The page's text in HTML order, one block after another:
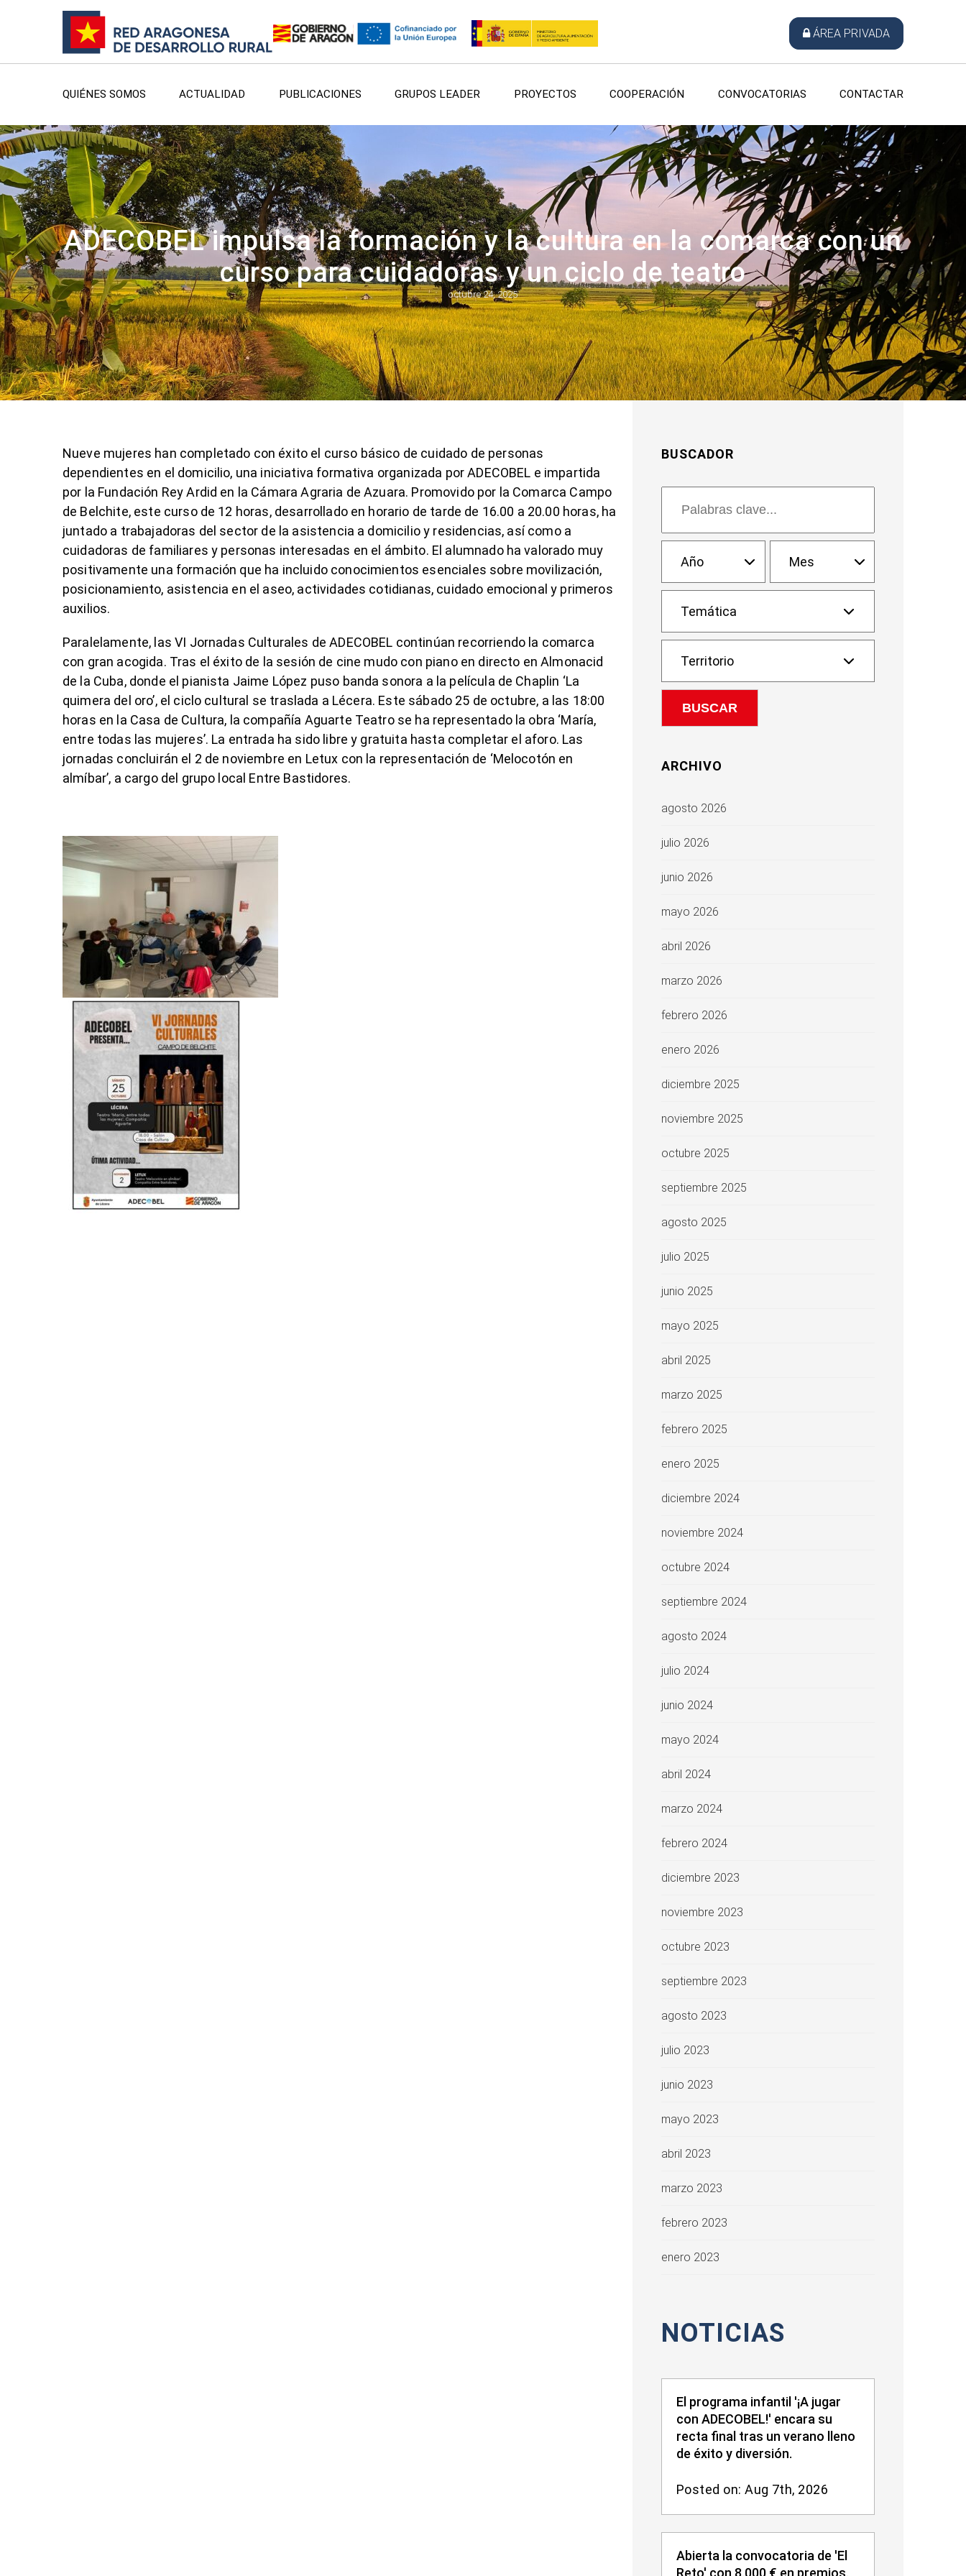
ÁREA PRIVADA
QUIÉNES SOMOS ACTUALIDAD PUBLICACIONES GRUPOS LEADER PROYECTOS COOPERACIÓN CONVOCATORIAS CONTACTAR
ADECOBEL impulsa la formación y la cultura en la comarca con un
curso para cuidadoras y un ciclo de teatro
octubre 24, 2025
Nueve mujeres han completado con éxito el curso básico de cuidado de personas
dependientes en el domicilio, una iniciativa formativa organizada por ADECOBEL e impartida
por la Fundación Rey Ardid en la Cámara Agraria de Azuara. Promovido por la Comarca Campo
de Belchite, este curso de 12 horas, desarrollado en horario de tarde de 16.00 a 20.00 horas, ha
juntado a trabajadoras del sector de la asistencia a domicilio y residencias, así como a
cuidadoras de familiares y personas interesadas en el ámbito. El alumnado ha valorado muy
positivamente una formación que ha incluido conocimientos esenciales sobre movilización,
posicionamiento, asistencia en el aseo, actividades cotidianas, cuidado emocional y primeros
auxilios.
Paralelamente, las VI Jornadas Culturales de ADECOBEL continúan recorriendo la comarca
con gran acogida. Tras el éxito de la sesión de cine mudo con piano en directo en Almonacid
de la Cuba, donde el pianista Jaime López puso banda sonora a la película de Chaplin ‘La
quimera del oro’, el ciclo cultural se traslada a Lécera. Este sábado 25 de octubre, a las 18:00
horas en la Casa de Cultura, la compañía Aguarte Teatro se ha representado la obra ‘María,
entre todas las mujeres’. La entrada ha sido libre y gratuita hasta completar el aforo. Las
jornadas concluirán el 2 de noviembre en Letux con la representación de ‘Melocotón en
almíbar’, a cargo del grupo local Entre Bastidores.
BUSCADOR
ARCHIVO
agosto 2026
julio 2026
junio 2026
mayo 2026
abril 2026
marzo 2026
febrero 2026
enero 2026
diciembre 2025
noviembre 2025
octubre 2025
septiembre 2025
agosto 2025
julio 2025
junio 2025
mayo 2025
abril 2025
marzo 2025
febrero 2025
enero 2025
diciembre 2024
noviembre 2024
octubre 2024
septiembre 2024
agosto 2024
julio 2024
junio 2024
mayo 2024
abril 2024
marzo 2024
febrero 2024
diciembre 2023
noviembre 2023
octubre 2023
septiembre 2023
agosto 2023
julio 2023
junio 2023
mayo 2023
abril 2023
marzo 2023
febrero 2023
enero 2023
NOTICIAS
El programa infantil '¡A jugar
con ADECOBEL!' encara su
recta final tras un verano lleno
de éxito y diversión.
Posted on: Aug 7th, 2026
Abierta la convocatoria de 'El